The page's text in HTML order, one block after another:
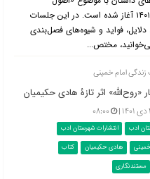
فصل‌بندی در داستان کوتاه» از بهمن ماه ۱۴۰۱ آغاز شده است. در این جلسات
فواید و شیوه‌های فصل‌بندی
مختص...
زندگی امام خمینی
«روح‌الله» اثر تازۀ هادی حکیمیان
| ۰۸:۰۰
ادب
انتشارات شهرستان ادب
هادی حکیمیان
کتاب
مستندنگاری